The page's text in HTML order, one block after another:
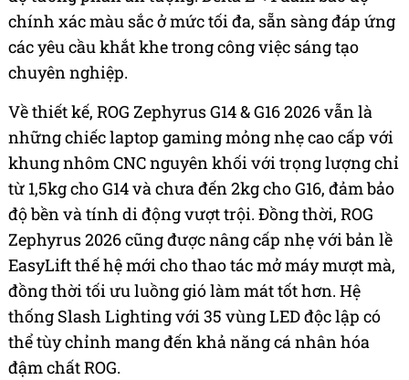
chính xác màu sắc ở mức tối đa, sẵn sàng đáp ứng
các yêu cầu khắt khe trong công việc sáng tạo
chuyên nghiệp.
Về thiết kế, ROG Zephyrus G14 & G16 2026 vẫn là
những chiếc laptop gaming mỏng nhẹ cao cấp với
khung nhôm CNC nguyên khối với trọng lượng chỉ
từ 1,5kg cho G14 và chưa đến 2kg cho G16, đảm bảo
độ bền và tính di động vượt trội. Đồng thời, ROG
Zephyrus 2026 cũng được nâng cấp nhẹ với bản lề
EasyLift thế hệ mới cho thao tác mở máy mượt mà,
đồng thời tối ưu luồng gió làm mát tốt hơn. Hệ
thống Slash Lighting với 35 vùng LED độc lập có
thể tùy chỉnh mang đến khả năng cá nhân hóa
đậm chất ROG.